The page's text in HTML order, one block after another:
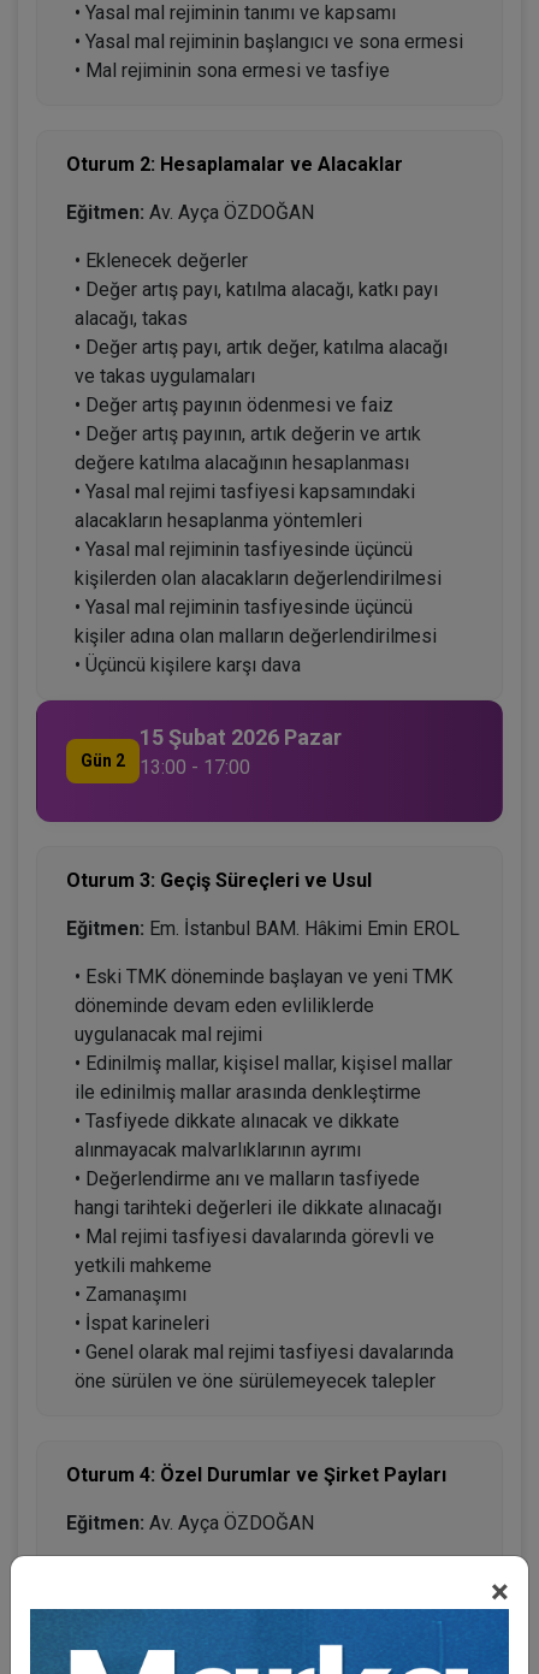
×
• Yasal mal rejiminin tanımı ve kapsamı
• Yasal mal rejiminin başlangıcı ve sona ermesi
• Mal rejiminin sona ermesi ve tasfiye
Oturum 2: Hesaplamalar ve Alacaklar
Eğitmen: Av. Ayça ÖZDOĞAN
• Eklenecek değerler
• Değer artış payı, katılma alacağı, katkı payı
alacağı, takas
• Değer artış payı, artık değer, katılma alacağı
ve takas uygulamaları
• Değer artış payının ödenmesi ve faiz
• Değer artış payının, artık değerin ve artık
değere katılma alacağının hesaplanması
• Yasal mal rejimi tasfiyesi kapsamındaki
alacakların hesaplanma yöntemleri
• Yasal mal rejiminin tasfiyesinde üçüncü
kişilerden olan alacakların değerlendirilmesi
• Yasal mal rejiminin tasfiyesinde üçüncü
kişiler adına olan malların değerlendirilmesi
• Üçüncü kişilere karşı dava
Gün 2
15 Şubat 2026 Pazar
13:00 - 17:00
Oturum 3: Geçiş Süreçleri ve Usul
Eğitmen: Em. İstanbul BAM. Hâkimi Emin EROL
• Eski TMK döneminde başlayan ve yeni TMK
döneminde devam eden evliliklerde
uygulanacak mal rejimi
• Edinilmiş mallar, kişisel mallar, kişisel mallar
ile edinilmiş mallar arasında denkleştirme
• Tasfiyede dikkate alınacak ve dikkate
alınmayacak malvarlıklarının ayrımı
• Değerlendirme anı ve malların tasfiyede
hangi tarihteki değerleri ile dikkate alınacağı
• Mal rejimi tasfiyesi davalarında görevli ve
yetkili mahkeme
• Zamanaşımı
• İspat karineleri
• Genel olarak mal rejimi tasfiyesi davalarında
öne sürülen ve öne sürülemeyecek talepler
Oturum 4: Özel Durumlar ve Şirket Payları
Eğitmen: Av. Ayça ÖZDOĞAN
• Bilirkişi raporlarından uygulamalı örnekler ve